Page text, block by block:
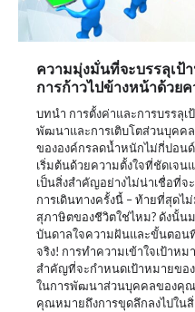
ความมุ่งมั่นที่จะบรรลุเป้
การก้าวไปข้างหน้าด้วยค
บทนำ การตั้งค่าและการบรรลุ
พัฒนาและการเติบโตส่วนบุคค
ขององค์กรลดน้ำหนักไม่กี่ปอน
เริ่มต้นด้วยความตั้งใจที่ชัดเจ
เป็นสิ่งสำคัญอย่างไม่น่าเชื่อที่จ
การเดินทางครั้งนี้ – ท้ายที่สุดไ
สุภาษิตของชีวิตใช่ไหม? ดังนั้น
บันดาลใจความฝันและขั้นตอน
จริง! การทำความเข้าใจเป้าห
สำคัญที่จะกำหนดเป้าหมายขอ
ในการพัฒนาส่วนบุคคลของคุณ
คุณหมายถึงการขุดลึกลงไปใน